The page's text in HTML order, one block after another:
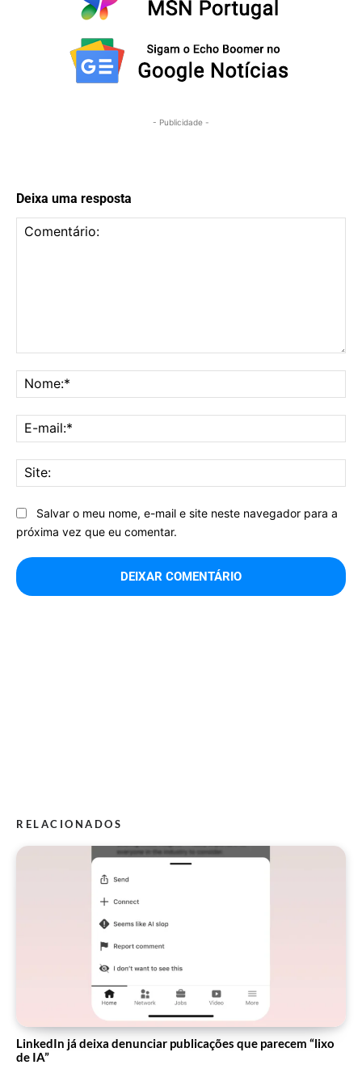
- Publicidade -
Deixa uma resposta
Salvar o meu nome, e-mail e site neste navegador para a
próxima vez que eu comentar.
RELACIONADOS
LinkedIn já deixa denunciar publicações que parecem “lixo
de IA”